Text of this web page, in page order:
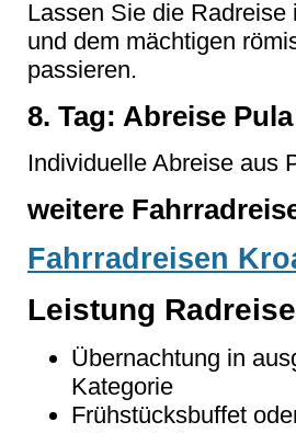
Lassen Sie die
und dem mächtigen
passieren.
8. Tag: Abreise Pula
Individuelle Abreise aus
weitere
Fahrradreisen
Leistung
Übernachtung in
Kategorie
Frühstücksbuffet